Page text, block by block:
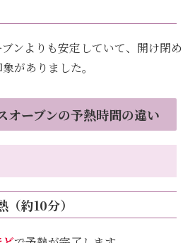
ンよりも安定していて、開け閉め
がありました。
オーブンの予熱時間の違い
約10分）